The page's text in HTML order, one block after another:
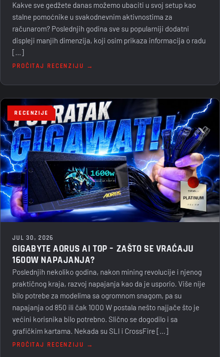
Kakve sve gedžete danas možemo ubaciti u svoj setup kao
stalne pomoćnike u svakodnevnim aktivnostima za
računarom? Poslednjih godina sve su popularniji dodatni
displeji manjih dimenzija, koji osim prikaza informacija o radu
[…]
PROČITAJ RECENZIJU →
RECENZIJE
JUL 30, 2026
GIGABYTE AORUS AI TOP – ZAŠTO SE VRAĆAJU
1600W NAPAJANJA?
Poslednjih nekoliko godina, nakon mining revolucije i njenog
praktičnog kraja, razvoj napajanja kao da je usporio. Više nije
bilo potrebe za modelima sa ogromnom snagom, pa su
napajanja od 850 ili čak 1000 W postala nešto najjače što je
većini korisnika bilo potrebno. Slično se dogodilo i sa
grafičkim kartama. Nekada su SLI i CrossFire […]
PROČITAJ RECENZIJU →